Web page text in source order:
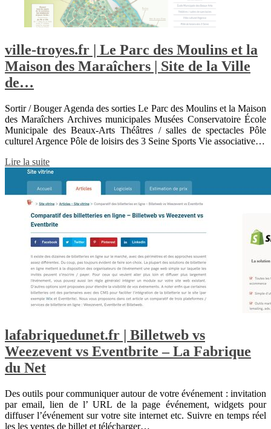
ville-troyes.fr | Le Parc des Moulins et la
Maison des Maraîchers | Site de la Ville
de…
Sortir / Bouger Agenda des sorties Le Parc des Moulins et la Maison
des Maraîchers Archives municipales Musées Conservatoire École
Municipale des Beaux-Arts Théâtres / salles de spectacles Pôle
culturel Argence Pôle de loisirs des 3 Seine Sports Vie associative…
Lire la suite
lafabriquedunet.fr | Billetweb vs
Weezevent vs Eventbrite – La Fabrique
du Net
Des outils pour communiquer autour de votre événement : invitation
par email, lien de l’ URL de la page événement, widgets pour
diffuser l’événement sur votre site internet etc. Suivre en temps réel
les les ventes de billet et télécharger…